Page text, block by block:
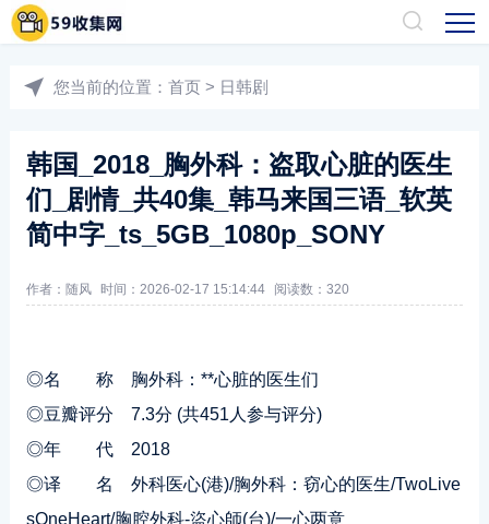
您当前的位置： 首页 > 日韩剧
韩国_2018_胸外科：盗取心脏的医生
们_剧情_共40集_韩马来国三语_软英
简中字_ts_5GB_1080p_SONY
作者：随风 时间：2026-02-17 15:14:44 阅读数： 320
◎名 称 胸外科：**心脏的医生们
◎豆瓣评分 7.3分 (共451人参与评分)
◎年 代 2018
◎译 名 外科医心(港)/胸外科：窃心的医生/TwoLive
sOneHeart/胸腔外科-盜心師(台)/一心两意